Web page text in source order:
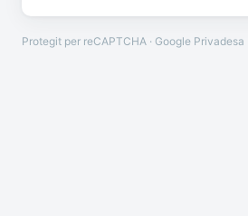
Protegit per reCAPTCHA · Google Privadesa